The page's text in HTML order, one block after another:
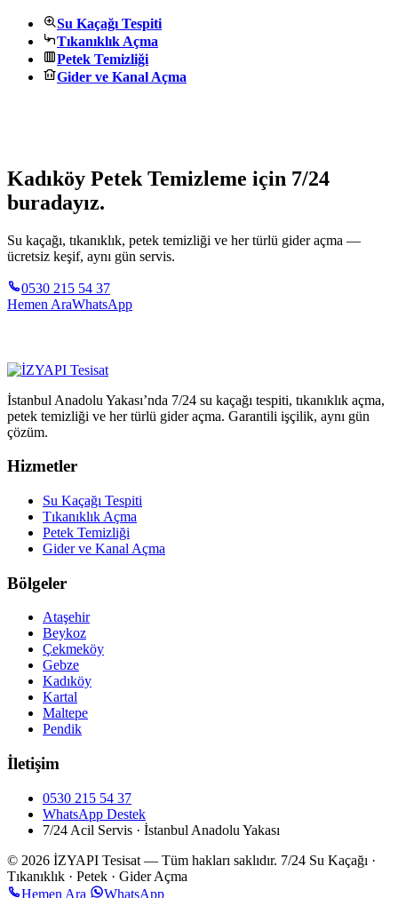
Su Kaçağı Tespiti
Tıkanıklık Açma
Petek Temizliği
Gider ve Kanal Açma
Kadıköy Petek Temizleme için 7/24
buradayız.
Su kaçağı, tıkanıklık, petek temizliği ve her türlü gider açma —
ücretsiz keşif, aynı gün servis.
0530 215 54 37
Hemen AraWhatsApp
İstanbul Anadolu Yakası’nda 7/24 su kaçağı tespiti, tıkanıklık açma,
petek temizliği ve her türlü gider açma. Garantili işçilik, aynı gün
çözüm.
Hizmetler
Su Kaçağı Tespiti
Tıkanıklık Açma
Petek Temizliği
Gider ve Kanal Açma
Bölgeler
Ataşehir
Beykoz
Çekmeköy
Gebze
Kadıköy
Kartal
Maltepe
Pendik
İletişim
0530 215 54 37
WhatsApp Destek
7/24 Acil Servis · İstanbul Anadolu Yakası
© 2026 İZYAPI Tesisat — Tüm hakları saklıdır. 7/24 Su Kaçağı ·
Tıkanıklık · Petek · Gider Açma
Hemen Ara
WhatsApp